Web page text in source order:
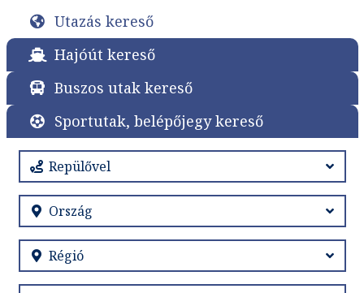
Utazás kereső
Hajóút kereső
Buszos utak kereső
Sportutak, belépőjegy kereső